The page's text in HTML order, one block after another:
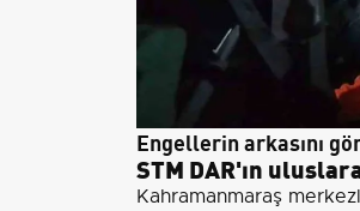
Engellerin arkasını
STM DAR'ın
Kahramanmaraş